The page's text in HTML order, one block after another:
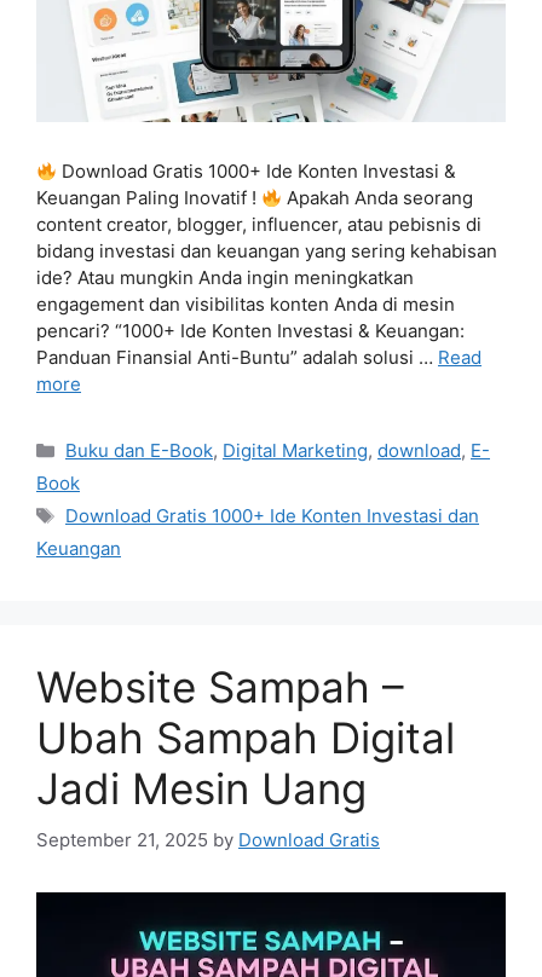
Download Gratis 1000+ Ide Konten Investasi &
Keuangan Paling Inovatif !
Apakah Anda seorang
content creator, blogger, influencer, atau pebisnis di
bidang investasi dan keuangan yang sering kehabisan
ide? Atau mungkin Anda ingin meningkatkan
engagement dan visibilitas konten Anda di mesin
pencari? “1000+ Ide Konten Investasi & Keuangan:
Panduan Finansial Anti-Buntu” adalah solusi … Read
more
Categories
Buku dan E-Book, Digital Marketing, download, E-
Book
Tags
Download Gratis 1000+ Ide Konten Investasi dan
Keuangan
Website Sampah –
Ubah Sampah Digital
Jadi Mesin Uang
September 21, 2025 by Download Gratis